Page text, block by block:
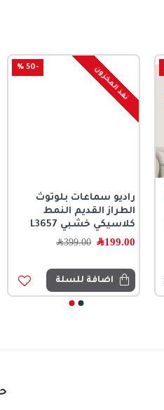
-50 % نفذ المخزون
راديو سماعات بلوتوث
الطراز القديم النمط
كلاسيكي خشبي L3657
199.00﷼ 399.00﷼
اضافة للسلة